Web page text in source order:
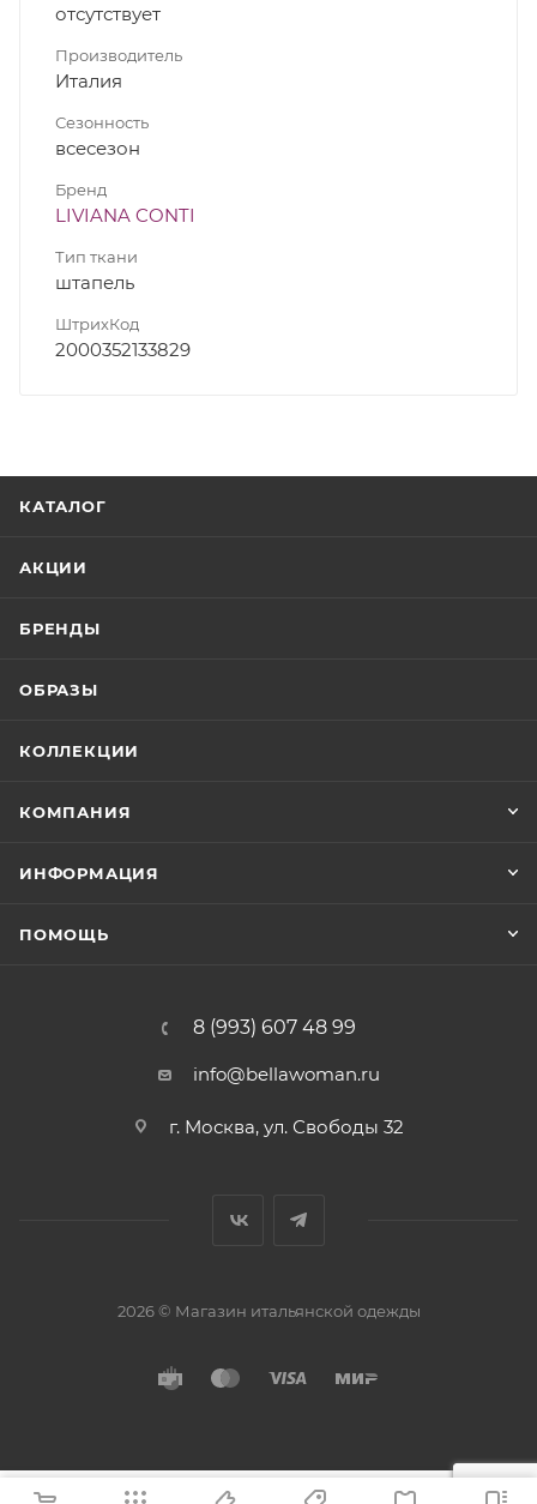
отсутствует
Производитель
Италия
Сезонность
всесезон
Бренд
LIVIANA CONTI
Тип ткани
штапель
ШтрихКод
2000352133829
КАТАЛОГ
АКЦИИ
БРЕНДЫ
ОБРАЗЫ
КОЛЛЕКЦИИ
КОМПАНИЯ
ИНФОРМАЦИЯ
ПОМОЩЬ
8 (993) 607 48 99
info@bellawoman.ru
г. Москва, ул. Свободы 32
2026 © Магазин итальянской одежды